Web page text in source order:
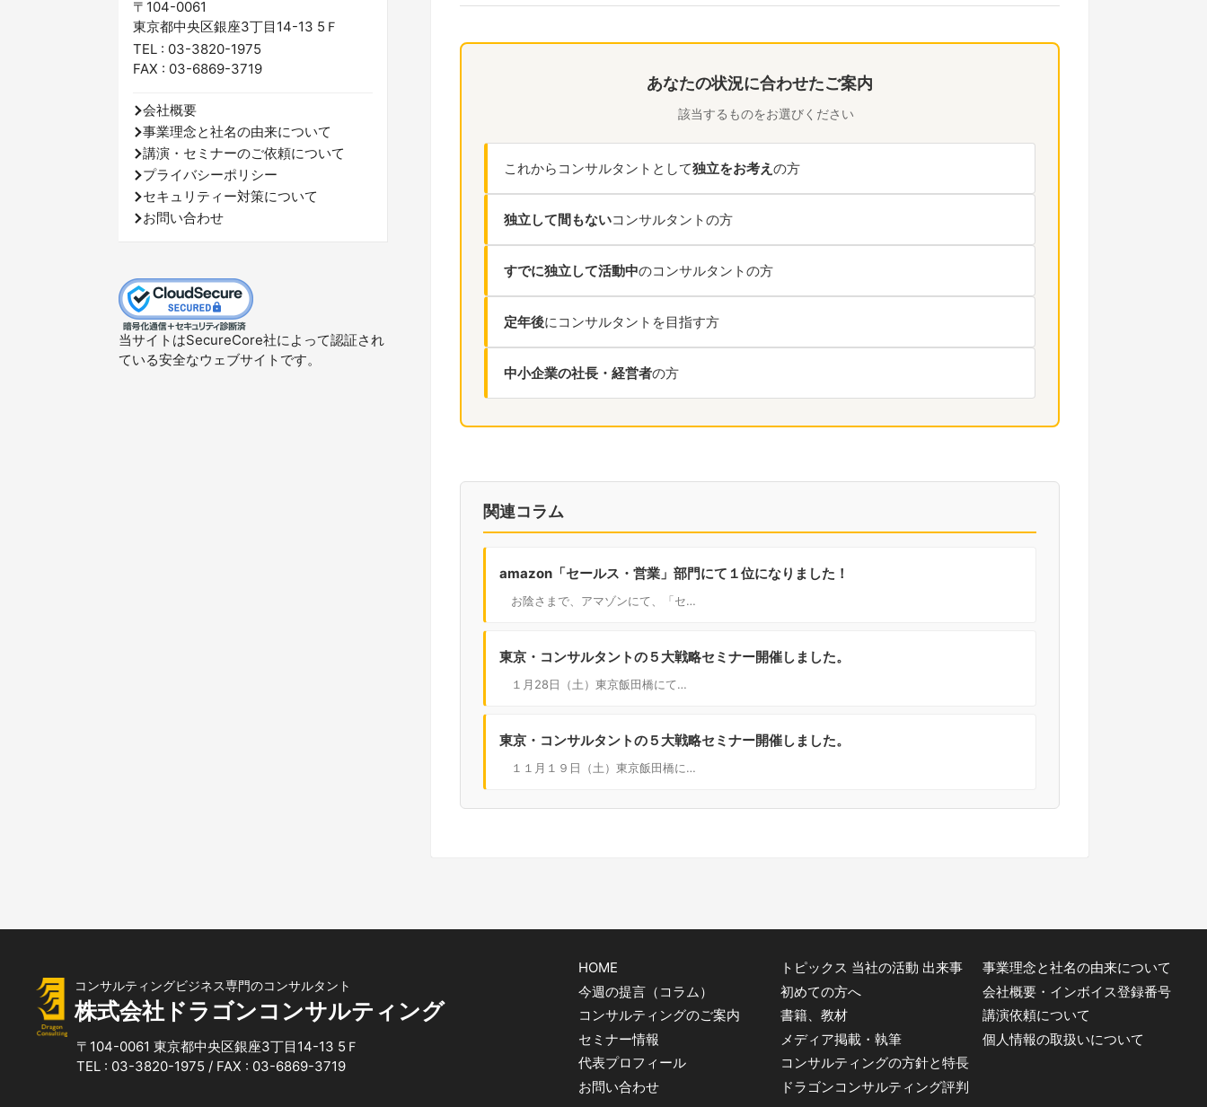
あなたの状況に合わせたご案内
該当するものをお選びください
これからコンサルタントとして独立をお考え の方
独立して間もないコンサルタントの方
すでに独立して活動中のコンサルタントの方
定年後にコンサルタントを目指す方
中小企業の社長・経営者の方
関連コラム
amazon「セールス・営業」部門にて１位になりました！
お陰さまで、アマゾンにて、「セ…
東京・コンサルタントの５大戦略セミナー開催しました。
１月28日（土）東京飯田橋にて…
東京・コンサルタントの５大戦略セミナー開催しました。
１１月１９日（土）東京飯田橋に…
〒104-0061
東京都中央区銀座3丁目14-13 5Ｆ
TEL : 03-3820-1975
FAX : 03-6869-3719
会社概要
事業理念と社名の由来について
講演・セミナーのご依頼について
プライバシーポリシー
セキュリティー対策について
お問い合わせ
当サイトはSecureCore社によって認証され
ている安全なウェブサイトです。
HOME
今週の提言（コラム）
コンサルティングのご案内
セミナー情報
代表プロフィール
お問い合わせ
トピックス 当社の活動 出来事
初めての方へ
書籍、教材
メディア掲載・執筆
コンサルティングの方針と特長
ドラゴンコンサルティング評判
事業理念と社名の由来について
会社概要・インボイス登録番号
講演依頼について
個人情報の取扱いについて
コンサルティングビジネス専門のコンサルタント
株式会社ドラゴンコンサルティング
〒104-0061 東京都中央区銀座3丁目14-13 5Ｆ
TEL : 03-3820-1975 / FAX : 03-6869-3719